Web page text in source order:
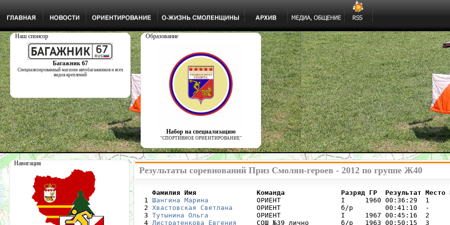
Наш спонсор
Багажник 67
Специализированный магазин автобагажников и всех
видов креплений
Образование
Набор на специализацию
"СПОРТИВНОЕ ОРИЕНТИРОВАНИЕ"
Навигация
Результаты соревнований Приз Смолян-героев - 2012 по группе Ж40
Фамилия Имя               Команда              Разряд ГР  Результат Место
1 Шангина Марина
            ОРИЕНТ               I     1960 00:36:29  1
  2
Хвастовская Светлана
      ОРИЕНТ               б/р        00:41:10  -
  3
Тутынина Ольга
            ОРИЕНТ               I     1967 00:45:16  2
  4
Листратенкова Евгения
     СОШ №39 лично        б/р   1963 00:50:15  3